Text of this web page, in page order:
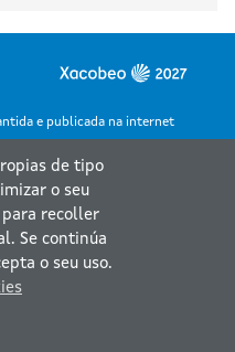
e publicada na internet
de tipo
o seu
para recoller
Se continúa
o seu uso.